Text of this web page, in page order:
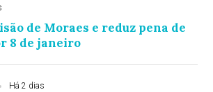
de Moraes e reduz pena de
8 de janeiro
Há 2 dias